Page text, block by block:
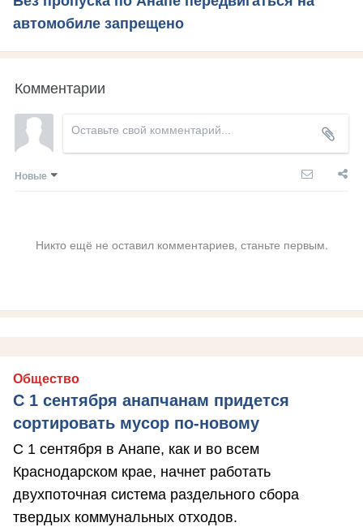
автомобиле запрещено
Комментарии
Новые
Никто ещё не оставил комментариев, станьте первым.
Общество
С 1 сентября анапчанам придется
сортировать мусор по-новому
С 1 сентября в Анапе, как и во всем
Краснодарском крае, начнет работать
двухпоточная система раздельного сбора
твердых коммунальных отходов.